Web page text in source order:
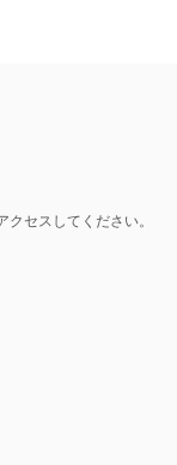
セスしてください。